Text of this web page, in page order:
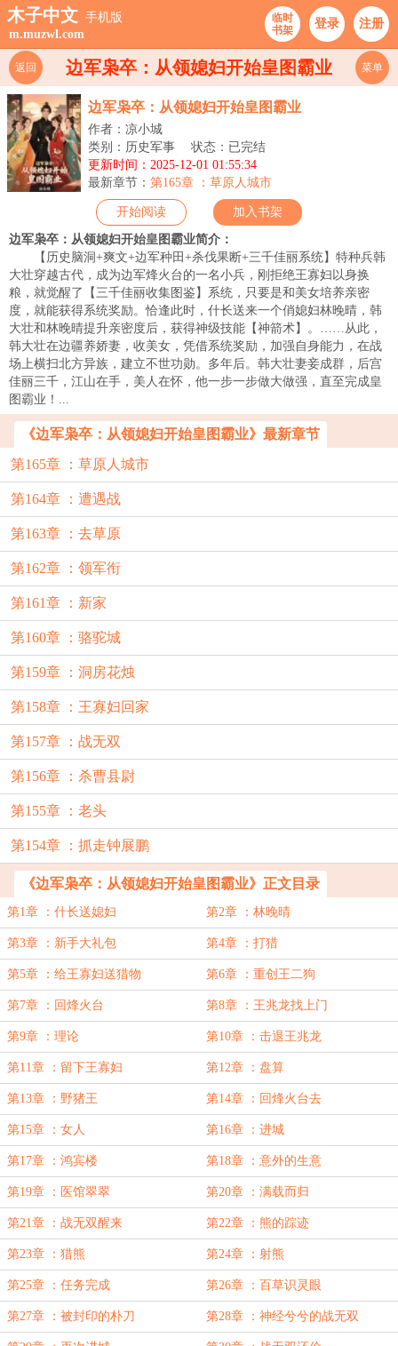
木子中文 手机版
m.muzwl.com
临时
书架
登录 注册
边军枭卒：从领媳妇开始皇图霸业
返回 菜单
边军枭卒：从领媳妇开始皇图霸业
作者：凉小城
类别：历史军事
状态：已完结
更新时间：2025-12-01 01:55:34
最新章节： 第165章 ：草原人城市
开始阅读 加入书架
边军枭卒：从领媳妇开始皇图霸业简介：
【历史脑洞+爽文+边军种田+杀伐果断+三千佳丽系统】特种兵韩
大壮穿越古代，成为边军烽火台的一名小兵，刚拒绝王寡妇以身换
粮，就觉醒了【三千佳丽收集图鉴】系统，只要是和美女培养亲密
度，就能获得系统奖励。恰逢此时，什长送来一个俏媳妇林晚晴，韩
大壮和林晚晴提升亲密度后，获得神级技能【神箭术】。……从此，
韩大壮在边疆养娇妻，收美女，凭借系统奖励，加强自身能力，在战
场上横扫北方异族，建立不世功勋。多年后。韩大壮妻妾成群，后宫
佳丽三千，江山在手，美人在怀，他一步一步做大做强，直至完成皇
图霸业！...
《边军枭卒：从领媳妇开始皇图霸业》最新章节
第165章 ：草原人城市
第164章 ：遭遇战
第163章 ：去草原
第162章 ：领军衔
第161章 ：新家
第160章 ：骆驼城
第159章 ：洞房花烛
第158章 ：王寡妇回家
第157章 ：战无双
第156章 ：杀曹县尉
第155章 ：老头
第154章 ：抓走钟展鹏
《边军枭卒：从领媳妇开始皇图霸业》正文目录
第1章 ：什长送媳妇 第2章 ：林晚晴
第3章 ：新手大礼包 第4章 ：打猎
第5章 ：给王寡妇送猎物 第6章 ：重创王二狗
第7章 ：回烽火台 第8章 ：王兆龙找上门
第9章 ：理论 第10章 ：击退王兆龙
第11章 ：留下王寡妇 第12章 ：盘算
第13章 ：野猪王 第14章 ：回烽火台去
第15章 ：女人 第16章 ：进城
第17章 ：鸿宾楼 第18章 ：意外的生意
第19章 ：医馆翠翠 第20章 ：满载而归
第21章 ：战无双醒来 第22章 ：熊的踪迹
第23章 ：猎熊 第24章 ：射熊
第25章 ：任务完成 第26章 ：百草识灵眼
第27章 ：被封印的朴刀 第28章 ：神经兮兮的战无双